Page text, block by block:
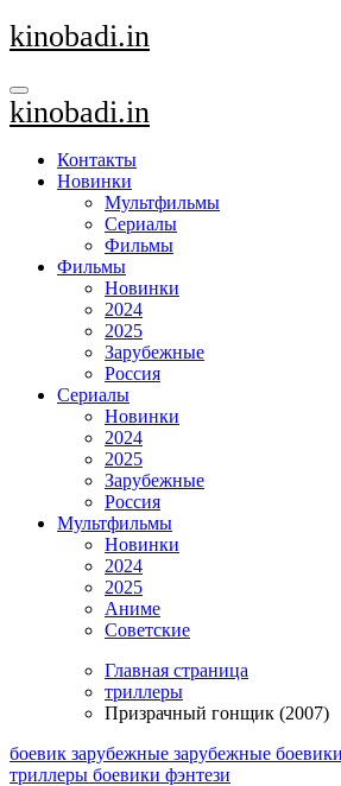
Перейти
к
kinobadi.in
kinobadi.in
Контакты
Новинки
Мультфильмы
Сериалы
Фильмы
Фильмы
Новинки
2024
2025
Зарубежные
Россия
Сериалы
Новинки
2024
2025
Зарубежные
Россия
Мультфильмы
Новинки
2024
2025
Аниме
Советские
Главная страница
триллеры
Призрачный гонщик (2007)
боевик зарубежные зарубежные боевики
триллеры боевики фэнтези